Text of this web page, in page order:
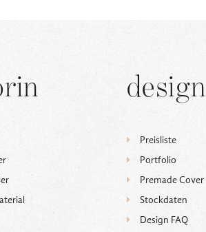
design
Preisliste
Portfolio
Premade Cover
Stockdaten
Design FAQ